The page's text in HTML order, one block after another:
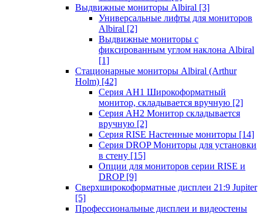
Выдвижные мониторы Albiral [3]
Универсальные лифты для мониторов
Albiral [2]
Выдвижные мониторы с
фиксированным углом наклона Albiral
[1]
Стационарные мониторы Albiral (Arthur
Holm) [42]
Серия AH1 Широкоформатный
монитор, складывается вручную [2]
Серия AH2 Монитор складывается
вручную [2]
Серия RISE Настенные мониторы [14]
Серия DROP Мониторы для установки
в стену [15]
Опции для мониторов серии RISE и
DROP [9]
Сверхширокоформатные дисплеи 21:9 Jupiter
[5]
Профессиональные дисплеи и видеостены